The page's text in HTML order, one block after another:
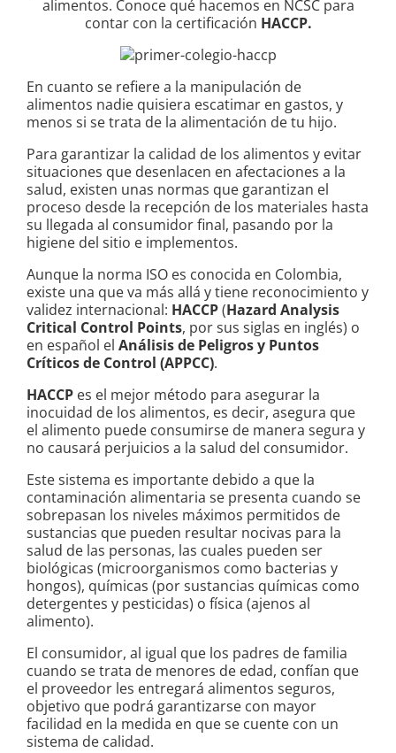
alimentos. Conoce qué hacemos en NCSC para
contar con la certificación HACCP.
En cuanto se refiere a la manipulación de
alimentos nadie quisiera escatimar en gastos, y
menos si se trata de la alimentación de tu hijo.
Para garantizar la calidad de los alimentos y evitar
situaciones que desenlacen en afectaciones a la
salud, existen unas normas que garantizan el
proceso desde la recepción de los materiales hasta
su llegada al consumidor final, pasando por la
higiene del sitio e implementos.
Aunque la norma ISO es conocida en Colombia,
existe una que va más allá y tiene reconocimiento y
validez internacional: HACCP(Hazard Analysis
Critical Control Points, por sus siglas en inglés) o
en español el Análisis de Peligros y Puntos
Críticos de Control (APPCC).
HACCP es el mejor método para asegurar la
inocuidad de los alimentos, es decir, asegura que
el alimento puede consumirse de manera segura y
no causará perjuicios a la salud del consumidor.
Este sistema es importante debido a que la
contaminación alimentaria se presenta cuando se
sobrepasan los niveles máximos permitidos de
sustancias que pueden resultar nocivas para la
salud de las personas, las cuales pueden ser
biológicas (microorganismos como bacterias y
hongos), químicas (por sustancias químicas como
detergentes y pesticidas) o física (ajenos al
alimento).
El consumidor, al igual que los padres de familia
cuando se trata de menores de edad, confían que
el proveedor les entregará alimentos seguros,
objetivo que podrá garantizarse con mayor
facilidad en la medida en que se cuente con un
sistema de calidad.